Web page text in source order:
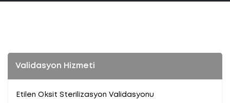
Validasyon Hizmeti
Etilen Oksit Sterilizasyon Validasyonu